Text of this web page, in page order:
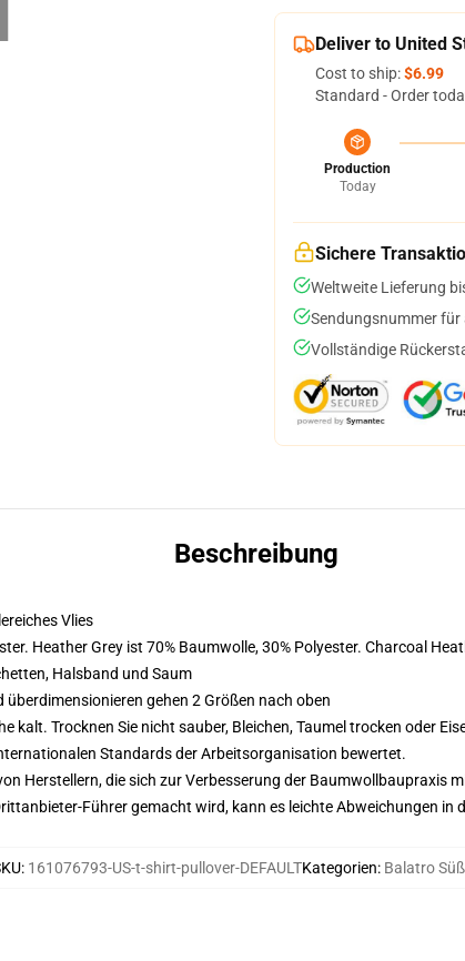
Deliver to United
Cost to ship:$6.99
Standard - Order
Production
Today
Sichere
Weltweite Lieferung
Sendungsnummer für
Vollständige
Beschreibung
Vlies
Heather Grey ist 70% Baumwolle, 30% Polyester. Charcoal
Halsband und Saum
gehen 2 Größen nach oben
kalt. Trocknen Sie nicht sauber, Bleichen, Taumel trocken oder
Standards der Arbeitsorganisation bewertet.
Herstellern, die sich zur Verbesserung der Baumwollbaupraxis
Führer gemacht wird, kann es leichte Abweichungen in
: 161076793-US-t-shirt-pullover-DEFAULTKategorien: Balatro